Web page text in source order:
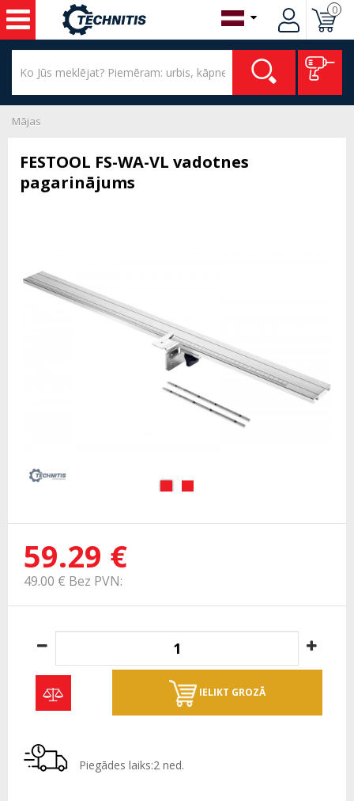
0
Mājas
FESTOOL FS-WA-VL vadotnes
pagarinājums
59.29 €
49.00 € Bez PVN:
IELIKT GROZĀ
Piegādes laiks:2 ned.